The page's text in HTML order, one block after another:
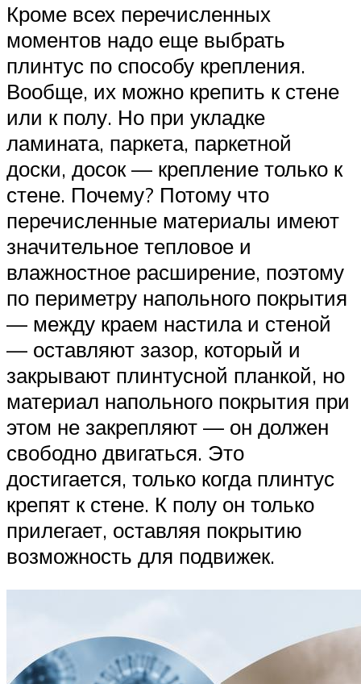
Кроме всех перечисленных
моментов надо еще выбрать
плинтус по способу крепления.
Вообще, их можно крепить к стене
или к полу. Но при укладке
ламината, паркета, паркетной
доски, досок — крепление только к
стене. Почему? Потому что
перечисленные материалы имеют
значительное тепловое и
влажностное расширение, поэтому
по периметру напольного покрытия
— между краем настила и стеной
— оставляют зазор, который и
закрывают плинтусной планкой, но
материал напольного покрытия при
этом не закрепляют — он должен
свободно двигаться. Это
достигается, только когда плинтус
крепят к стене. К полу он только
прилегает, оставляя покрытию
возможность для подвижек.